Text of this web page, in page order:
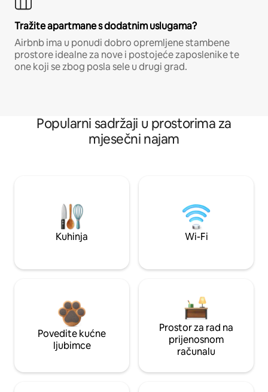
Tražite apartmane s dodatnim uslugama?
Airbnb ima u ponudi dobro opremljene stambene
prostore idealne za nove i postojeće zaposlenike te
one koji se zbog posla sele u drugi grad.
Popularni sadržaji u prostorima za
mjesečni najam
Kuhinja Wi-Fi
Povedite kućne
ljubimce
Prostor za rad na
prijenosnom
računalu